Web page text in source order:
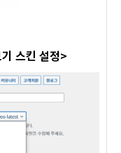
스킨 설정>